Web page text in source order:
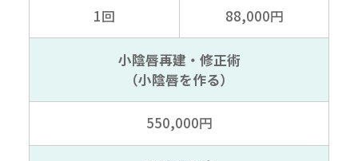
1回 88,000円
小陰唇再建・修正術
（小陰唇を作る）
550,000円